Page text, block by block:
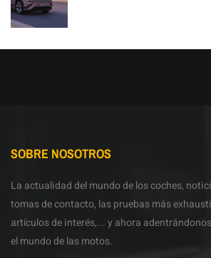
SOBRE NOSOTROS
La actualidad del mundo de los coches,
tomas de contacto, las pruebas más
artículos de interés,... y ahora
el mundo de las motos.